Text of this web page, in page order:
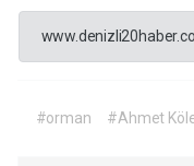
#orman #Ahmet